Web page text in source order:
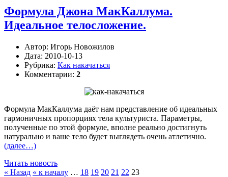
Формула Джона МакКаллума.
Идеальное телосложение.
Автор: Игорь Новожилов
Дата: 2010-10-13
Рубрика: Как накачаться
Комментарии: 2
Формула МакКаллума даёт нам представление об идеальных
гармоничных пропорциях тела культуриста. Параметры,
полученные по этой формуле, вполне реально достигнуть
натурально и ваше тело будет выглядеть очень атлетично.
(далее…)
Читать новость
« Назад « к началу … 18 19 20 21 22 23